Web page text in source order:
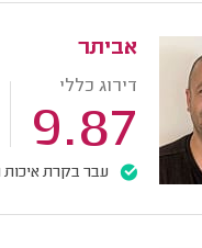
אביתר
דירוג כללי
9.87
עבר בקרת איכות